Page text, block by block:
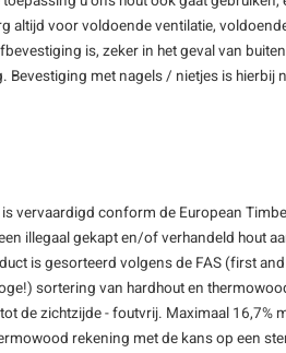
altijd voor voldoende ventilatie,
is, zeker in het geval van
Bevestiging met nagels / nietjes is hierbij
vervaardigd conform de European
illegaal gekapt en/of verhandeld hout
is gesorteerd volgens de FAS (first
sortering van hardhout en
de zichtzijde - foutvrij. Maximaal 16,7%
rekening met de kans op een